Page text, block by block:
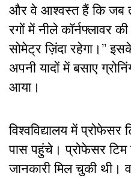
और वे आश्वस्त हैं कि जब
रगों में नीले कॉर्नफ्लावर
सोमेट्र ज़िंदा रहेगा।”
अपनी यादों में बसाए
आया।
विश्वविद्यालय में
पास पहुंचे। प्रोफेसर टिम
जानकारी मिल चुकी थी।